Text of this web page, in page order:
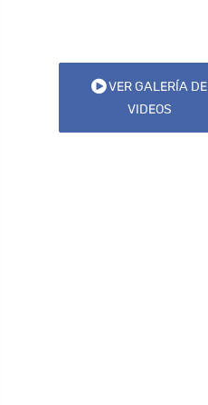
VER GALERÍA DE
VIDEOS